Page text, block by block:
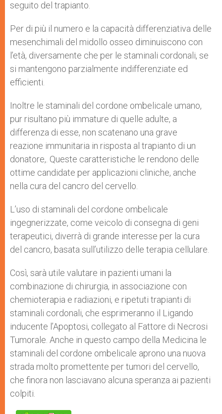
seguito del trapianto.
Per di più il numero e la capacità differenziativa delle
mesenchimali del midollo osseo diminuiscono con
l’età, diversamente che per le staminali cordonali, se
si mantengono parzialmente indifferenziate ed
efficienti.
Inoltre le staminali del cordone ombelicale umano,
pur risultano più immature di quelle adulte, a
differenza di esse, non scatenano una grave
reazione immunitaria in risposta al trapianto di un
donatore,. Queste caratteristiche le rendono delle
ottime candidate per applicazioni cliniche, anche
nella cura del cancro del cervello.
L’uso di staminali del cordone ombelicale
ingegnerizzate, come veicolo di consegna di geni
terapeutici, diverrà di grande interesse per la cura
del cancro, basata sull’utilizzo delle terapia cellulare.
Così, sarà utile valutare in pazienti umani la
combinazione di chirurgia, in associazione con
chemioterapia e radiazioni, e ripetuti trapianti di
staminali cordonali, che esprimeranno il Ligando
inducente l’Apoptosi, collegato al Fattore di Necrosi
Tumorale. Anche in questo campo della Medicina le
staminali del cordone ombelicale aprono una nuova
strada molto promettente per tumori del cervello,
che finora non lasciavano alcuna speranza ai pazienti
colpiti.